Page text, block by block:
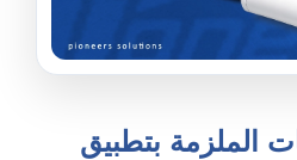
الملزمة بتطبيق